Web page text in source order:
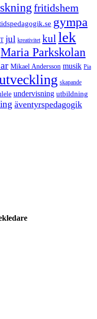
fritidshem
gympa
jul kreativitet kul lek
Maria Parkskolan
Mikael Andersson musik Pia
skapande
undervisning utbildning
äventyrspedagogik